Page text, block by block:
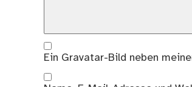
Ein Gravatar-Bild neben